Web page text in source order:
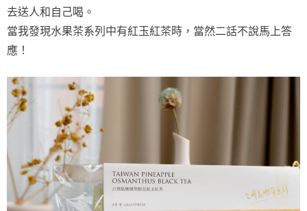
去送人和自己喝。
當我發現水果茶系列中有紅玉紅茶時，當然二話不說馬上答
應！